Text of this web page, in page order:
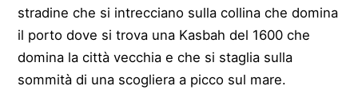
stradine che si intrecciano sulla collina che domina
il porto dove si trova una Kasbah del 1600 che
domina la città vecchia e che si staglia sulla
sommità di una scogliera a picco sul mare.